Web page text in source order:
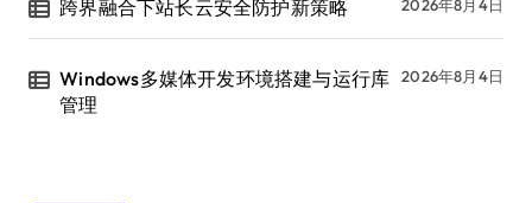
跨界融合下站长云安全防护新策略 2026年8月4日
Windows多媒体开发环境搭建与运行库
管理
2026年8月4日